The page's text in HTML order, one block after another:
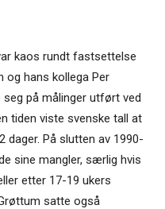
kaos rundt fastsettelse
og hans kollega Per
på målinger utført ved
tiden viste svenske tall at
dager. På slutten av 1990-
sine mangler, særlig hvis
etter 17-19 ukers
satte også